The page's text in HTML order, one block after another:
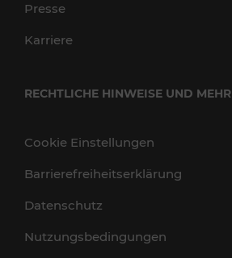
Presse
Karriere
RECHTLICHE HINWEISE UND MEHR
Cookie Einstellungen
Barrierefreiheitserklärung
Datenschutz
Nutzungsbedingungen